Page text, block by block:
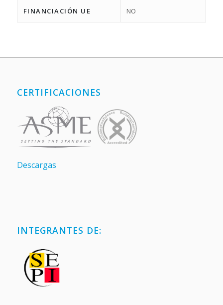
FINANCIACIÓN UE NO
CERTIFICACIONES
Descargas
INTEGRANTES DE: